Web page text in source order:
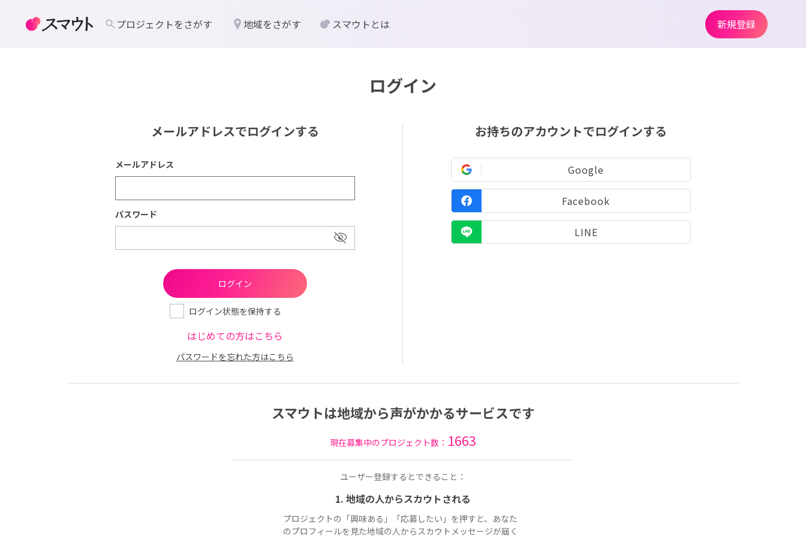
ログイン
メールアドレスでログインする
メールアドレス
パスワード
ログイン状態を保持する
はじめての方はこちら
パスワードを忘れた方はこちら
お持ちのアカウントでログインする
Google
Facebook
LINE
スマウトは地域から声がかかるサービスです
現在募集中のプロジェクト数： 1663
ユーザー登録するとできること：
1. 地域の人からスカウトされる
プロジェクトの「興味ある」「応募したい」を押すと、あなた
のプロフィールを見た地域の人からスカウトメッセージが届く
プロジェクトをさがす 地域をさがす スマウトとは 新規登録